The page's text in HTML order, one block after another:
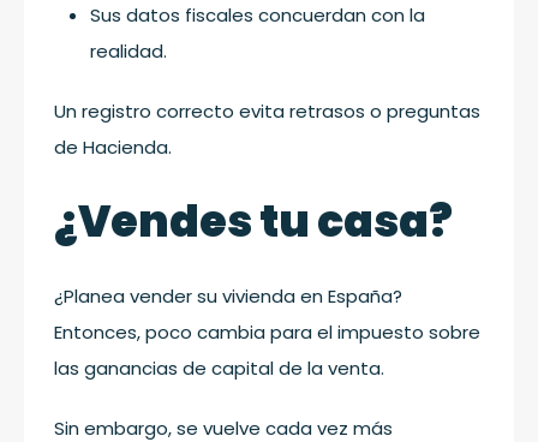
Sus datos fiscales concuerdan con la
realidad.
Un registro correcto evita retrasos o preguntas
de Hacienda.
¿Vendes tu casa?
¿Planea vender su vivienda en España?
Entonces, poco cambia para el impuesto sobre
las ganancias de capital de la venta.
Sin embargo, se vuelve cada vez más